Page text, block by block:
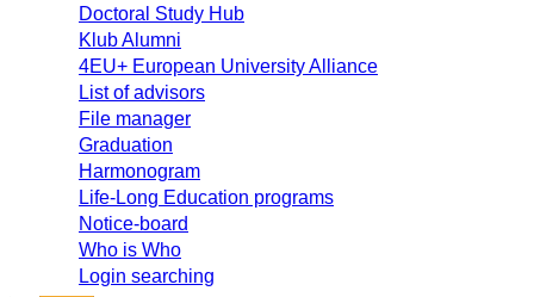
Doctoral Study Hub
Klub Alumni
4EU+ European University Alliance
List of advisors
File manager
Graduation
Harmonogram
Life-Long Education programs
Notice-board
Who is Who
Login searching